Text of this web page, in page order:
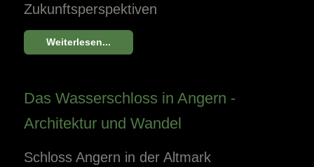
Zukunftsperspektiven
Weiterlesen...
Das Wasserschloss in Angern -
Architektur und Wandel
Schloss Angern in der Altmark